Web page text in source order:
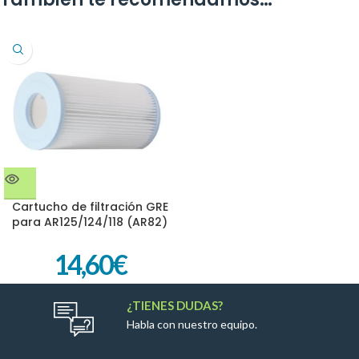
Cartucho de filtración GRE
para AR125/124/118 (AR82)
14,60€
¿TIENES DUDAS?
Habla con nuestro equipo.